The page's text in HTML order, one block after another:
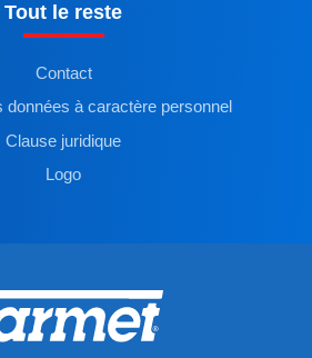
Tout le reste
Contact
données à caractère personnel
Clause juridique
Logo